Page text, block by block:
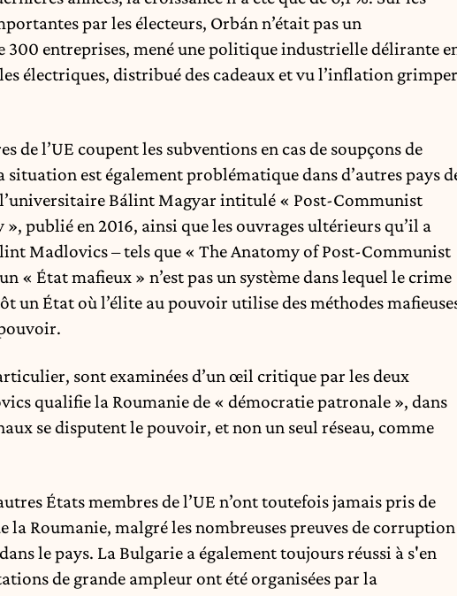
par les électeurs, Orbán n’était pas un
300 entreprises, mené une politique industrielle délirante
électriques, distribué des cadeaux et vu l’inflation grimper
de l’UE coupent les subventions en cas de soupçons de
est également problématique dans d’autres pays
l’universitaire Bálint Magyar intitulé « Post-Communist
», publié en 2016, ainsi que les ouvrages ultérieurs qu’il a
Madlovics – tels que « The Anatomy of Post-Communist
« État mafieux » n’est pas un système dans lequel le crime
un État où l’élite au pouvoir utilise des méthodes
sont examinées d’un œil critique par les deux
qualifiela Roumanie de « démocratie patronale », dans
se disputent le pouvoir, et non un seul réseau, comme
États membres de l’UE n’ont toutefois jamais pris de
la Roumanie, malgré lesnombreusespreuvesde corruption
le pays. La Bulgarie a également toujours réussi à s'en
de grande ampleur ont été organisées par la